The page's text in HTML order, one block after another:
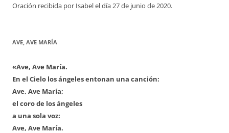
Oración recibida por Isabel el día 27 de junio de 2020.
AVE, AVE MARÍA
«Ave, Ave María.
En el Cielo los ángeles entonan una canción:
Ave, Ave María;
el coro de los ángeles
a una sola voz:
Ave, Ave María.